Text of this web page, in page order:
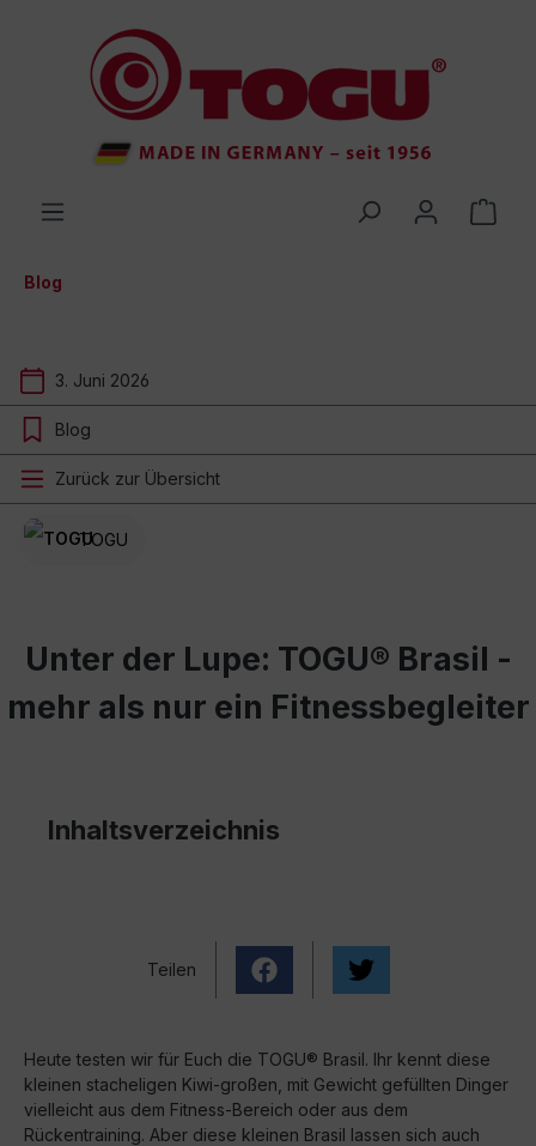
springen
Blog
3. Juni 2026
Blog
Zurück zur Übersicht
TOGU
Unter der Lupe: TOGU® Brasil -
mehr als nur ein Fitnessbegleiter
Inhaltsverzeichnis
Teilen
Heute testen wir für Euch die TOGU® Brasil. Ihr kennt diese
kleinen stacheligen Kiwi-großen, mit Gewicht gefüllten Dinger
vielleicht aus dem Fitness-Bereich oder aus dem
Rückentraining. Aber diese kleinen Brasil lassen sich auch